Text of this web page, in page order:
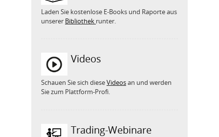
Laden Sie kostenlose E-Books und Raporte aus
unserer Bibliothek runter.
Videos
Schauen Sie sich dieseVideosan und werden
Sie zum Plattform-Profi.
Trading-Webinare